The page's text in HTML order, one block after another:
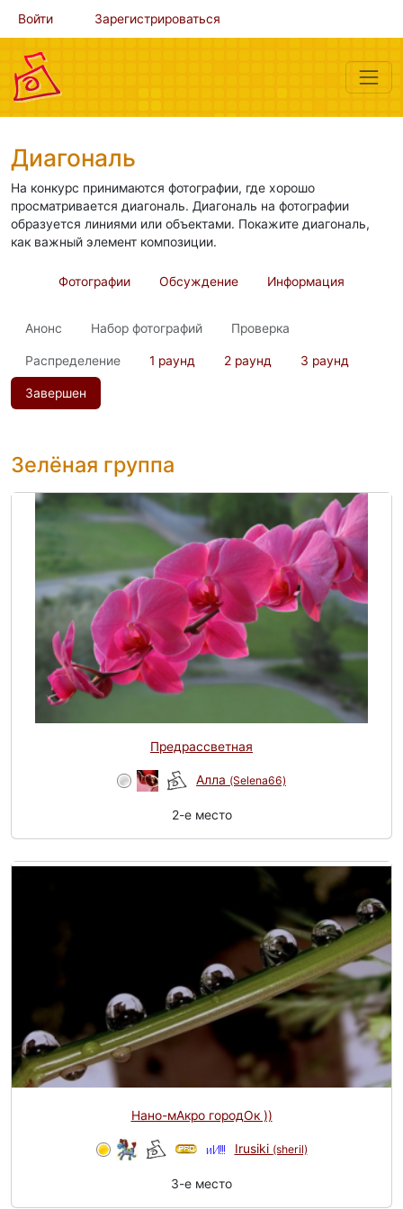
Войти Зарегистрироваться
Диагональ
На конкурс принимаются фотографии, где хорошо
просматривается диагональ. Диагональ на фотографии
образуется линиями или объектами. Покажите диагональ,
как важный элемент композиции.
Фотографии Обсуждение Информация
Анонс Набор фотографий Проверка
Распределение 1 раунд 2 раунд 3 раунд
Завершен
Зелёная группа
Предрассветная
Алла (Selena66)
2-e место
Нано-мАкро городОк ))
Irusiki (sheril)
3-e место